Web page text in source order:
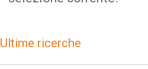
Ultime ricerche